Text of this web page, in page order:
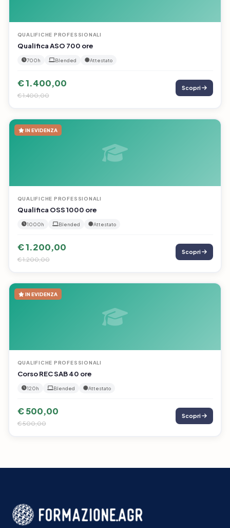
QUALIFICHE PROFESSIONALI
Qualifica ASO 700 ore
700h Blended Attestato
€ 1.400,00
€ 1.400,00
Scopri
IN EVIDENZA
QUALIFICHE PROFESSIONALI
Qualifica OSS 1000 ore
1000h Blended Attestato
€ 1.200,00
€ 1.200,00
Scopri
IN EVIDENZA
QUALIFICHE PROFESSIONALI
Corso REC SAB 40 ore
120h Blended Attestato
€ 500,00
€ 500,00
Scopri